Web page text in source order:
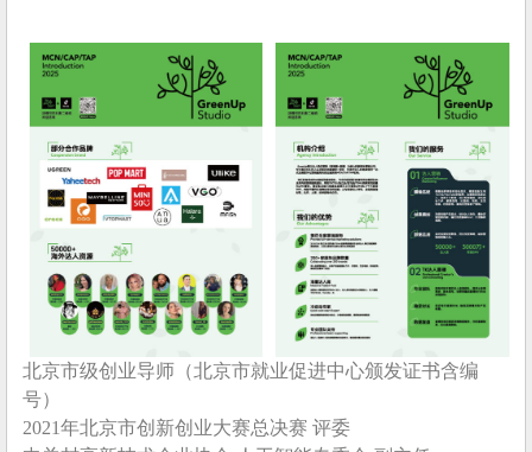
北京市级创业导师（北京市就业促进中心颁发证书含编
号）
2021年北京市创新创业大赛总决赛 评委